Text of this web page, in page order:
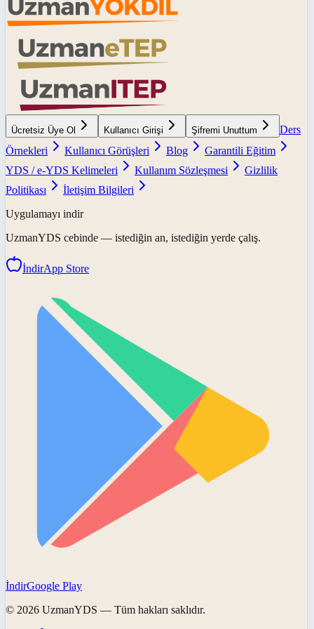
Ücretsiz Üye Ol Kullanıcı Girişi Şifremi Unuttum
Ders
Örnekleri
Kullanıcı Görüşleri Blog
Garantili Eğitim
YDS / e-YDS Kelimeleri
Kullanım Sözleşmesi
Gizlilik
Politikası
İletişim Bilgileri
Uygulamayı indir
UzmanYDS cebinde — istediğin an, istediğin yerde çalış.
İndirApp Store
İndirGoogle Play
© 2026 UzmanYDS — Tüm hakları saklıdır.